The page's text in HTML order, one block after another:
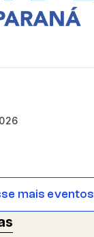
mais eventos